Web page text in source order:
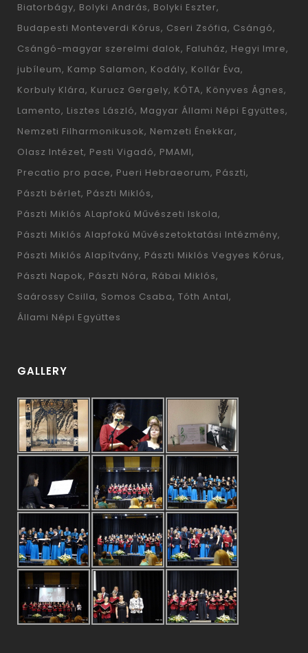
Biatorbágy Bolyki András Bolyki Eszter
Budapesti Monteverdi Kórus Cseri Zsófia Csángó
Csángó-magyar szerelmi dalok Faluház Hegyi Imre
jubíleum Kamp Salamon Kodály Kollár Éva
Korbuly Klára Kurucz Gergely KÓTA Könyves Ágnes
Lamento Lisztes László Magyar Állami Népi Együttes
Nemzeti Filharmonikusok Nemzeti Énekkar
Olasz Intézet Pesti Vigadó PMAMI
Precatio pro pace Pueri Hebraeorum Pászti
Pászti bérlet Pászti Miklós
Pászti Miklós ALapfokú Művészeti Iskola
Pászti Miklós Alapfokú Művészetoktatási Intézmény
Pászti Miklós Alapítvány Pászti Miklós Vegyes Kórus
Pászti Napok Pászti Nóra Rábai Miklós
Saárossy Csilla Somos Csaba Tóth Antal
Állami Népi Együttes
GALLERY